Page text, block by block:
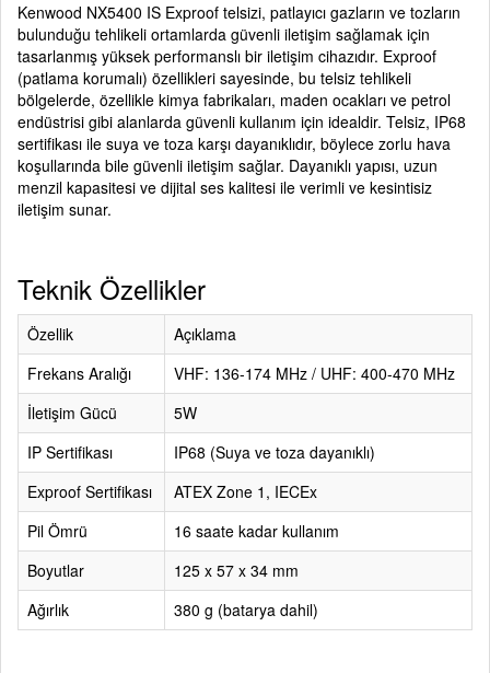
Kenwood NX5400 IS Exproof telsizi, patlayıcı gazların ve tozların
bulunduğu tehlikeli ortamlarda güvenli iletişim sağlamak için
tasarlanmış yüksek performanslı bir iletişim cihazıdır. Exproof
(patlama korumalı) özellikleri sayesinde, bu telsiz tehlikeli
bölgelerde, özellikle kimya fabrikaları, maden ocakları ve petrol
endüstrisi gibi alanlarda güvenli kullanım için idealdir. Telsiz, IP68
sertifikası ile suya ve toza karşı dayanıklıdır, böylece zorlu hava
koşullarında bile güvenli iletişim sağlar. Dayanıklı yapısı, uzun
menzil kapasitesi ve dijital ses kalitesi ile verimli ve kesintisiz
iletişim sunar.
Teknik Özellikler
Özellik
Açıklama
Frekans Aralığı
VHF: 136-174 MHz / UHF: 400-470 MHz
İletişim Gücü
5W
IP Sertifikası
IP68 (Suya ve toza dayanıklı)
Exproof Sertifikası
ATEX Zone 1, IECEx
Pil Ömrü
16 saate kadar kullanım
Boyutlar
125 x 57 x 34 mm
Ağırlık
380 g (batarya dahil)